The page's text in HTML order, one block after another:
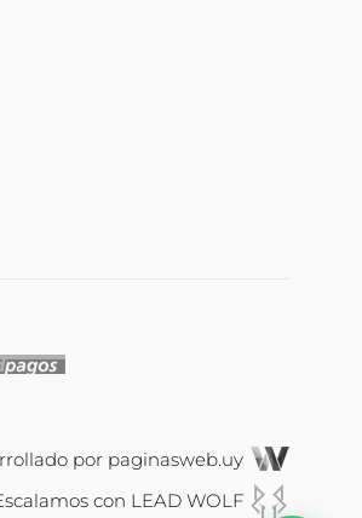
por paginasweb.uy
con LEAD WOLF